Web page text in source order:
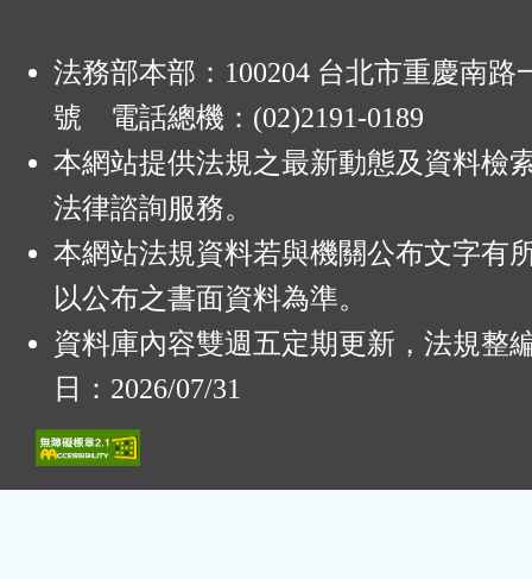
法務部本部：100204 台北市重慶南路
號 電話總機：(02)2191-0189
本網站提供法規之最新動態及資料檢
法律諮詢服務。
本網站法規資料若與機關公布文字有
以公布之書面資料為準。
資料庫內容雙週五定期更新，法規整
日：2026/07/31